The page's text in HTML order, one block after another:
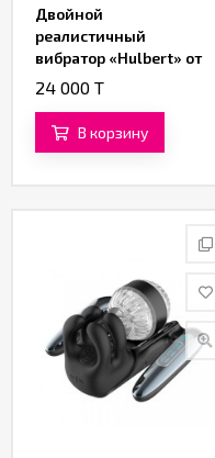
Двойной
реалистичный
вибратор «Hulbert» от
«Pretty Love» (16 см)
24 000 T
В корзину